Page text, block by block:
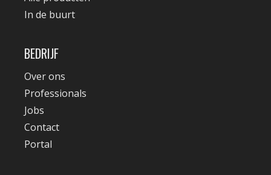
In de buurt
BEDRIJF
Over ons
Professionals
Jobs
Contact
Portal